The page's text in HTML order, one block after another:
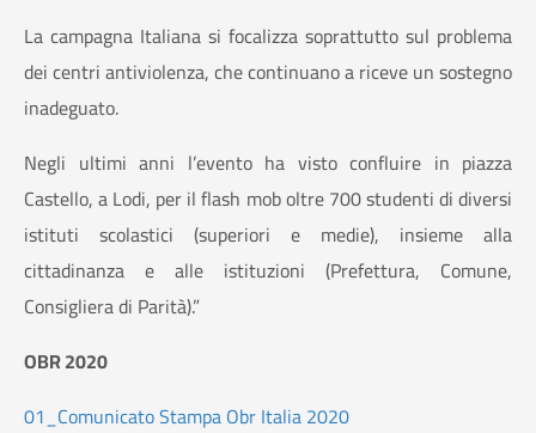
La campagna Italiana si focalizza soprattutto sul problema
dei centri antiviolenza, che continuano a riceve un sostegno
inadeguato.
Negli ultimi anni l’evento ha visto confluire in piazza
Castello, a Lodi, per il flash mob oltre 700 studenti di diversi
istituti scolastici (superiori e medie), insieme alla
cittadinanza e alle istituzioni (Prefettura, Comune,
Consigliera di Parità).”
OBR 2020
01_Comunicato Stampa Obr Italia 2020